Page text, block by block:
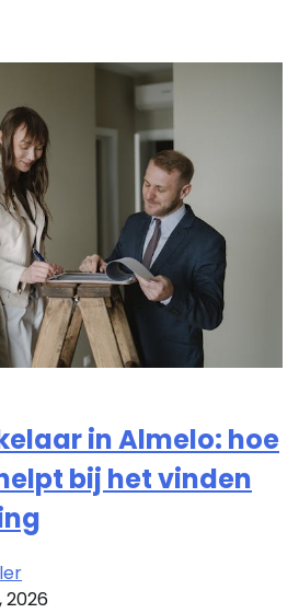
in Almelo: hoe
bij het vinden
2026